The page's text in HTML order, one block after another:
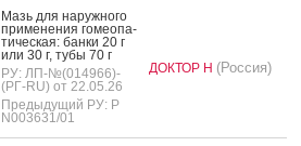
Мазь для на­руж­но­го
при­мене­ния го­ме­опа­
тичес­кая: бан­ки 20 г
или 30 г, ту­бы 70 г
РУ: ЛП-№(014966)-
(РГ-RU) от 22.05.26
Предыдущий РУ: Р
N003631/01
ДОКТОР Н (Россия)